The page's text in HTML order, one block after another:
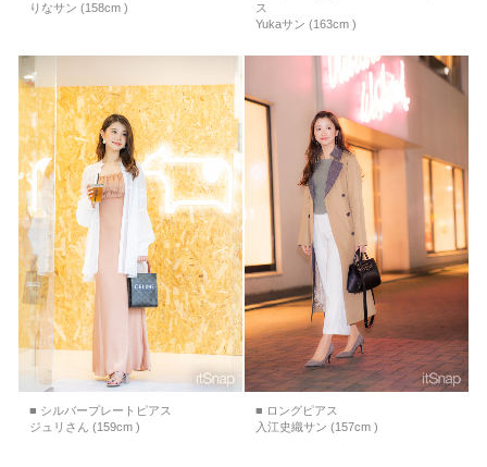
りなサン (158cm )
ス
Yukaサン (163cm )
■ シルバープレートピアス
ジュリさん (159cm )
■ ロングピアス
入江史織サン (157cm )